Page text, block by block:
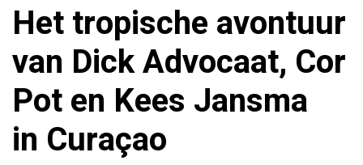
Het tropische avontuur
van Dick Advocaat, Cor
Pot en Kees Jansma
in Curaçao